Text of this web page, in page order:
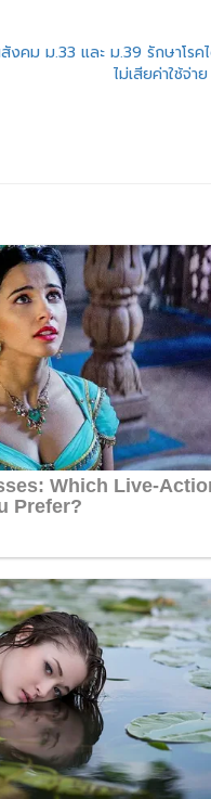
สังคม ม.33 และ ม.39 รักษาโร
ไม่เสียค่าใช้จ่าย